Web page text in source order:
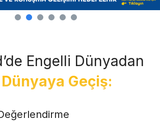
Engelli Dünyadan
Geçiş: